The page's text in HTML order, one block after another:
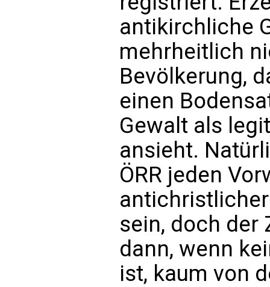
antikirchliche
mehrheitlich
Bevölkerung,
einen
Gewalt als
ansieht.
ÖRR jeden
sein, doch der
dann, wenn
ist, kaum von